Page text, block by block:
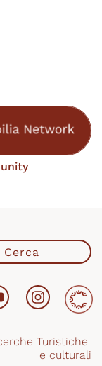
Turistiche
e culturali